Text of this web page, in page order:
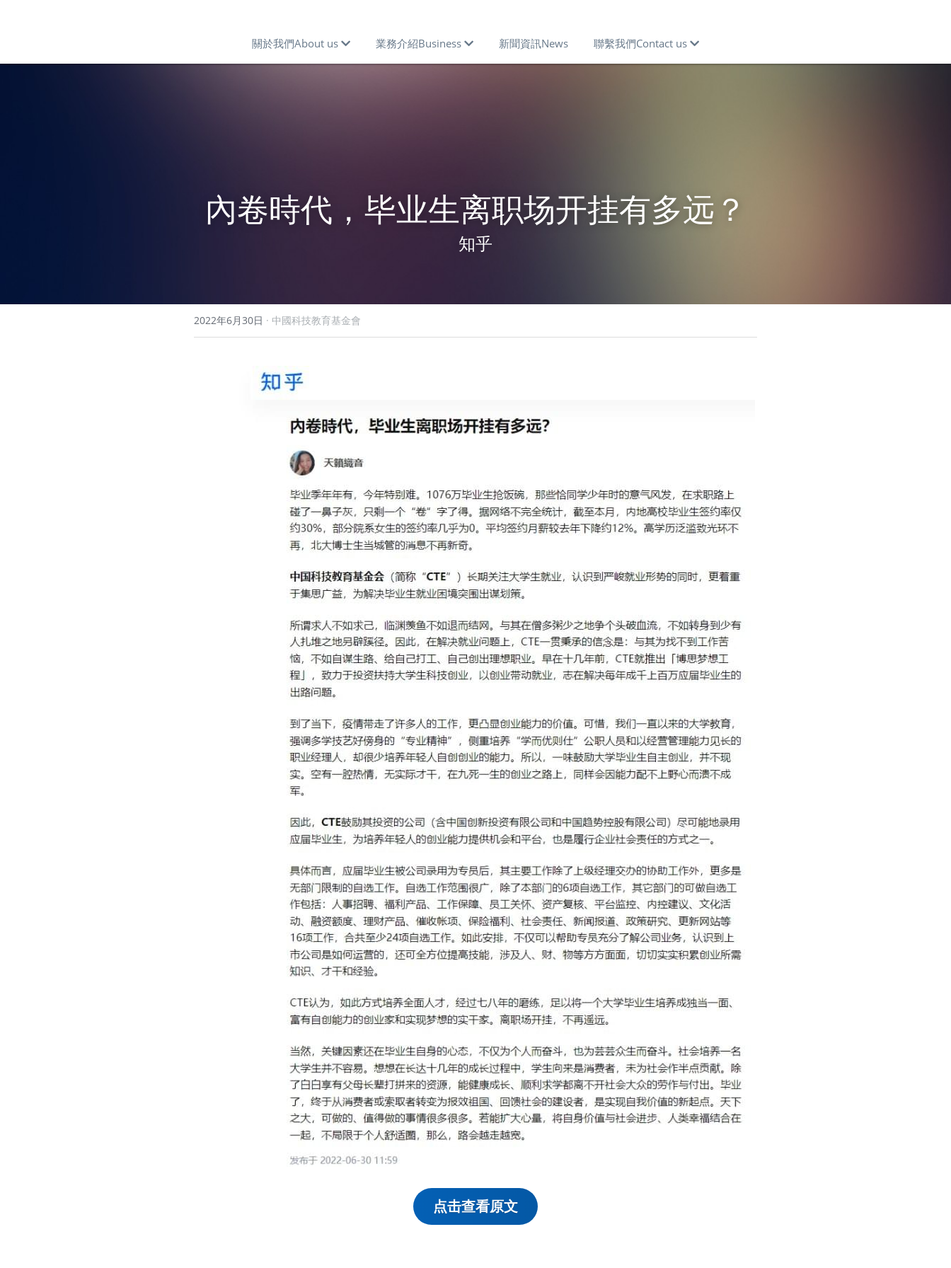
關於我們About us 業務介紹Business 新聞資訊News 聯繫我們Contact us
內卷時代，毕业生离职场开挂有多远？
知乎
2022年6月30日 · 中國科技教育基金會
点击查看原文